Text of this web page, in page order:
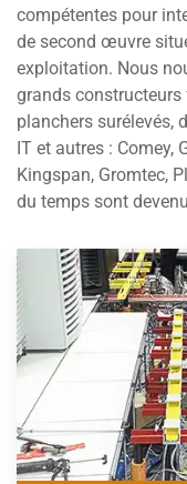
compétentes pour
de second œuvre
exploitation. Nous
grands
planchers surélevés,
IT et autres : Comey,
Kingspan, Gromtec,
du temps sont